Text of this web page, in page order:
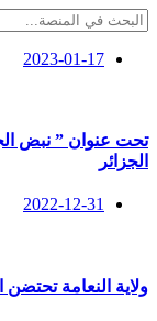
2023-01-17
تحت عنوان ” نبض
الجزائر
2022-12-31
ولاية النعامة